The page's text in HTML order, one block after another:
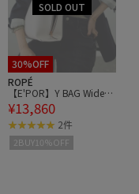
30%OFF
ROPÉ
【E'POR】Y BAG Wide/A
4対応・通勤
¥13,860
2件
2BUY10%OFF